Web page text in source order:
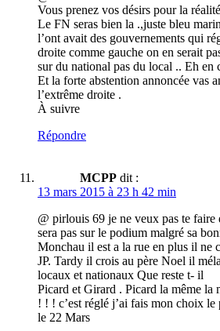
Vous prenez vos désirs pour la réalité
Le FN seras bien la .,juste bleu
l’ont avait des gouvernements qui
droite comme gauche on en serait
sur du national pas du local .. Eh en
Et la forte abstention annoncée vas
l’extrême droite .
À suivre
Répondre
MCPP dit :
13 mars 2015 à 23 h 42 min
@ pirlouis 69 je ne veux pas te
sera pas sur le podium malgré sa
Monchau il est a la rue en plus il ne
JP. Tardy il crois au père Noel il
locaux et nationaux Que reste t- il
Picard et Girard . Picard la même la
! ! ! c’est réglé j’ai fais mon choix
le 22 Mars